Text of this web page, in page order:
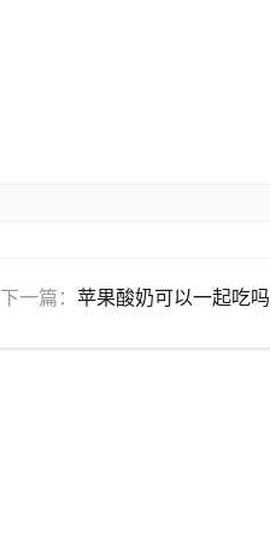
下一篇： 苹果酸奶可以一起吃吗